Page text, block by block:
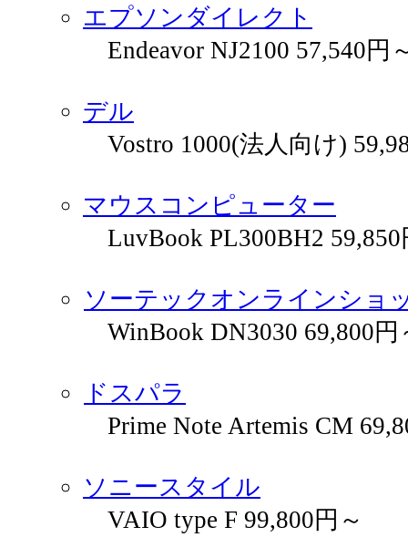
エプソンダイレクト
Endeavor NJ2100 57,540円
デル
Vostro 1000(法人向け)
マウスコンピューター
LuvBook PL300BH2 59,850
ソーテックオンラインショ
WinBook DN3030 69,800円
ドスパラ
Prime Note Artemis CM
ソニースタイル
VAIO type F 99,800円～